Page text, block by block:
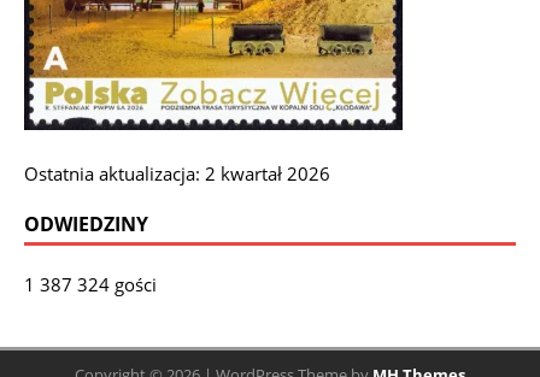
Ostatnia aktualizacja: 2 kwartał 2026
ODWIEDZINY
1 387 324 gości